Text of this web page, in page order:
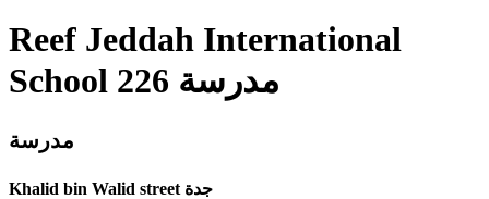
Reef Jeddah International
School مدرسة 226
مدرسة
Khalid bin Walid street جدة